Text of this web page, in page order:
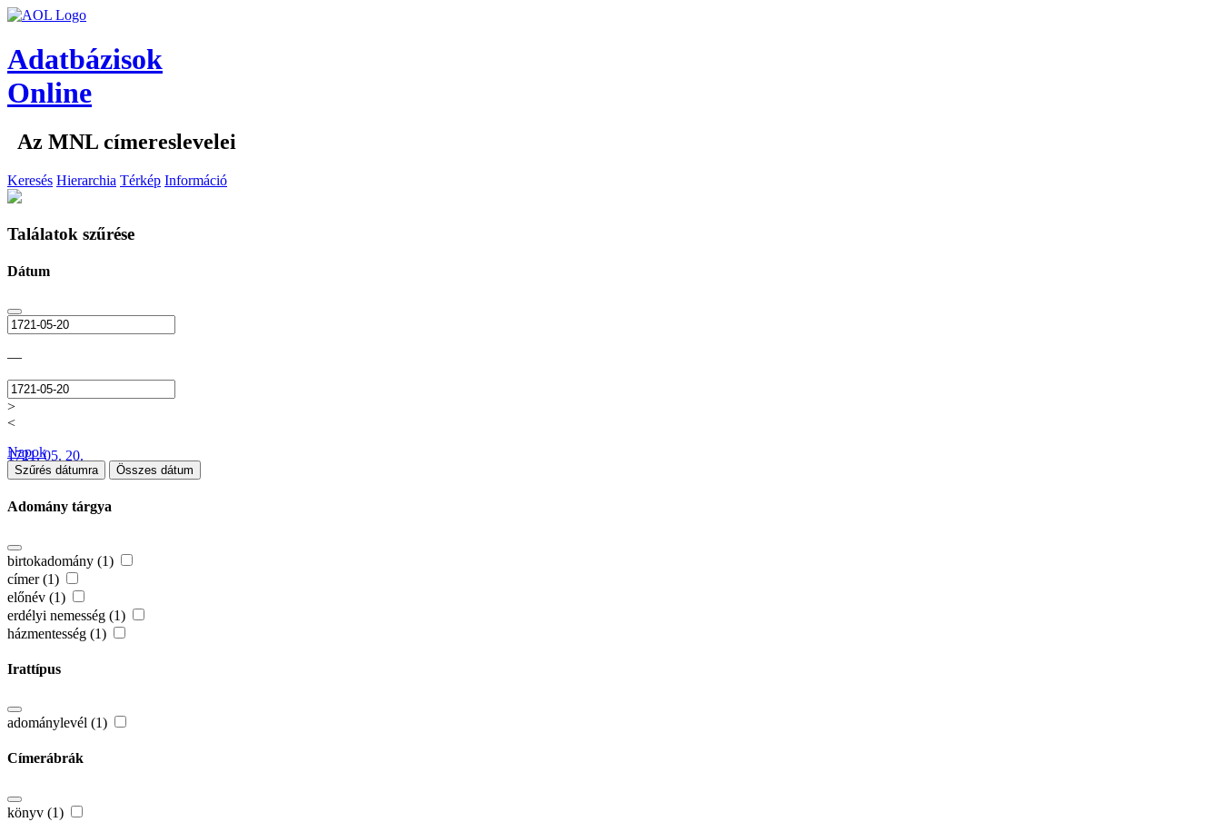
Adatbázisok
Online
Az MNL címereslevelei
Keresés Hierarchia Térkép Információ
Találatok szűrése
Dátum
—
>
<
1721. 05. 20.
Napok
Szűrés dátumra Összes dátum
Adomány tárgya
birtokadomány (1)
címer (1)
előnév (1)
erdélyi nemesség (1)
házmentesség (1)
Irattípus
adománylevél (1)
Címerábrák
könyv (1)